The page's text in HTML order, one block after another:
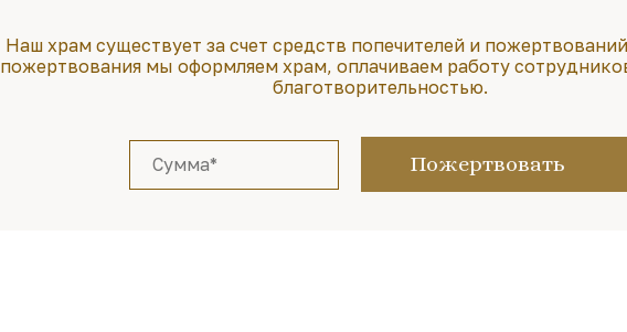
Наш храм существует за счет средств попечителей и
пожертвования мы оформляем храм, оплачиваем работу
благотворительностью.
Пожертвовать